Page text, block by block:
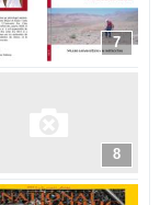
7
8